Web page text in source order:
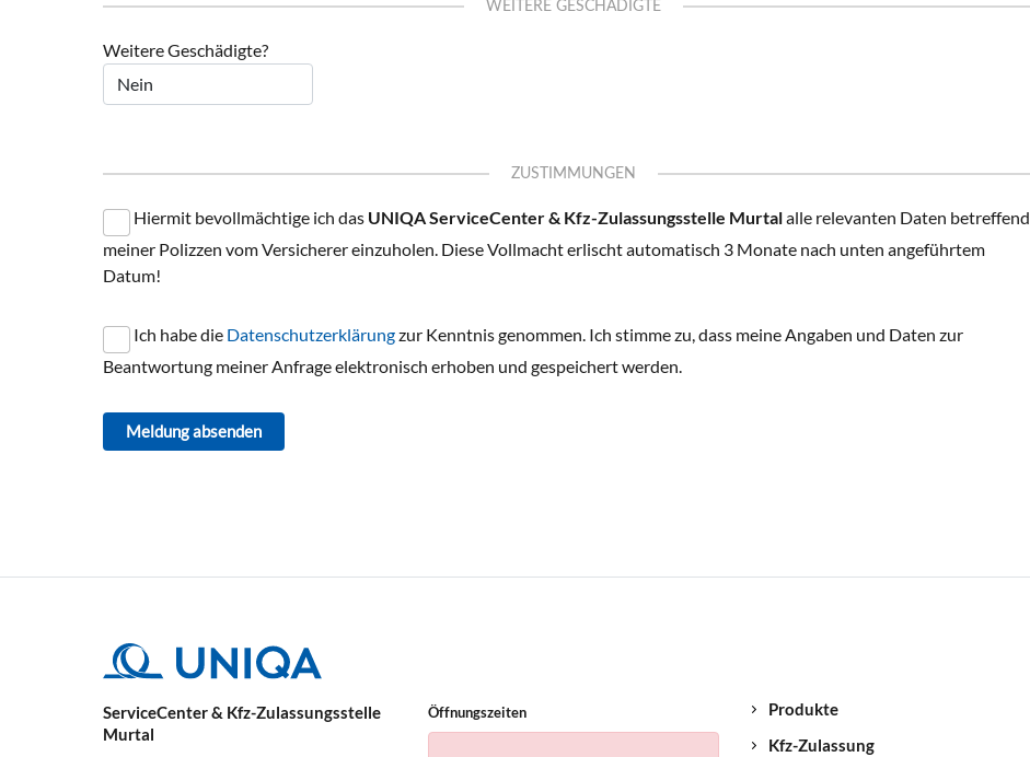
WEITERE GESCHÄDIGTE
Weitere Geschädigte?
ZUSTIMMUNGEN
Hiermit bevollmächtige ich das UNIQA ServiceCenter & Kfz-Zulassungsstelle Murtalalle relevanten Daten betreffend
meiner Polizzen vom Versicherer einzuholen. Diese Vollmacht erlischt automatisch 3 Monate nach unten angeführtem
Datum!
Ich habe die Datenschutzerklärungzur Kenntnis genommen. Ich stimme zu, dass meine Angaben und Daten zur
Beantwortung meiner Anfrage elektronisch erhoben und gespeichert werden.
Meldung absenden
ServiceCenter & Kfz-Zulassungsstelle
Murtal
Öffnungszeiten
Produkte
Kfz-Zulassung